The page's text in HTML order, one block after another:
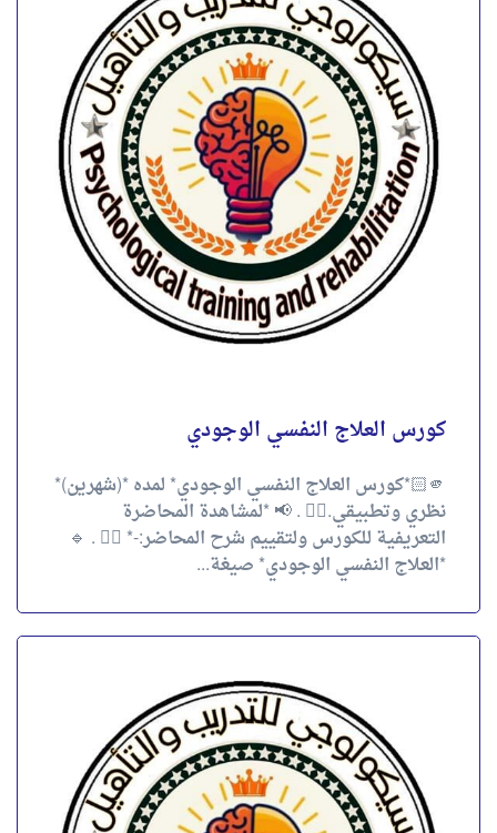
كورس العلاج النفسي الوجودي
🫵🏻*كورس العلاج النفسي الوجودي* لمده *(شهرين)*
نظري وتطبيقي.✌🏻 . 📢 *لمشاهدة المحاضرة
التعريفية للكورس ولتقييم شرح المحاضر:-* 👇🏻 . 🔹
*العلاج النفسي الوجودي* صيغة...
🫵🏻*كورس العلاج النفسي الوجودي* لمده *(شهرين)*
نظري وتطبيقي.✌🏻 . 📢 *لمشاهدة المحاضرة
التعريفية للكورس ولتقييم شرح المحاضر:-* 👇🏻 . 🔹
*العلاج النفسي الوجودي* صيغة...
تقييم4.00
out of 5
احجز الآن
كورس العلاج بالموسيقي – المستوي الأول
🎶*كورس العلاج بالموسيقي – المستوي الأول (
Music Course )* لمده *(شهرين)* نظري وتطبيقي.✌🏻 .
🚨 *لمشاهدة المحاضرة التعريفية للكورس ولتقييم
شرح المحاضر:-* 👇🏻 . 🎯...